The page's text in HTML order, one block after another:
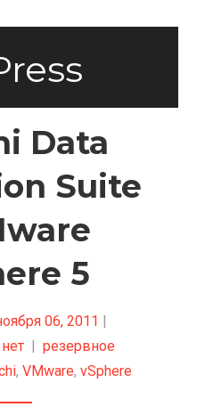
Data
Suite
5
06, 2011 |
| резервное
, VMware, vSphere